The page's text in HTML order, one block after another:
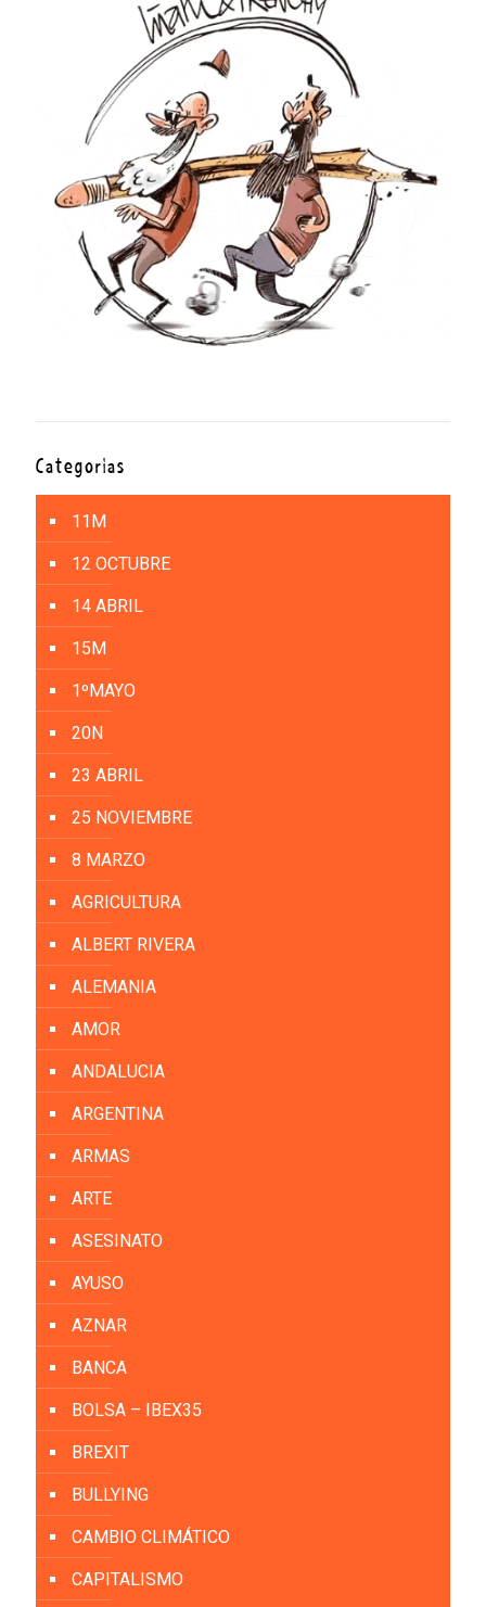
Categorías
11M
12 OCTUBRE
14 ABRIL
15M
1ºMAYO
20N
23 ABRIL
25 NOVIEMBRE
8 MARZO
AGRICULTURA
ALBERT RIVERA
ALEMANIA
AMOR
ANDALUCIA
ARGENTINA
ARMAS
ARTE
ASESINATO
AYUSO
AZNAR
BANCA
BOLSA – IBEX35
BREXIT
BULLYING
CAMBIO CLIMÁTICO
CAPITALISMO